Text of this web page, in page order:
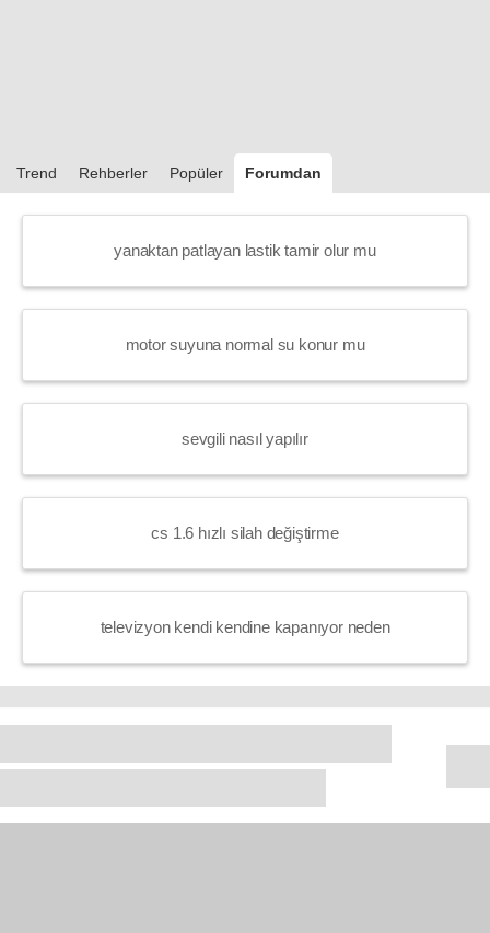
Trend Rehberler Popüler Forumdan
yanaktan patlayan lastik tamir olur mu
motor suyuna normal su konur mu
sevgili nasıl yapılır
cs 1.6 hızlı silah değiştirme
televizyon kendi kendine kapanıyor neden